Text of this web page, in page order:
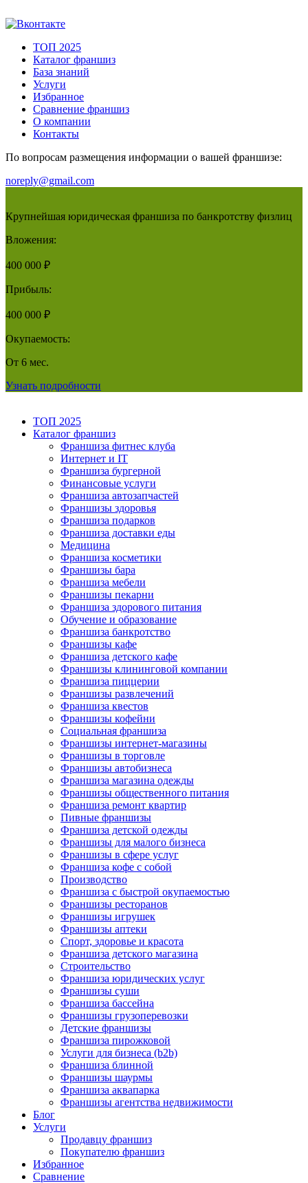
ТОП 2025
Каталог франшиз
База знаний
Услуги
Избранное
Сравнение франшиз
О компании
Контакты
По вопросам размещения информации о вашей франшизе:
noreply@gmail.com
Крупнейшая юридическая франшиза по банкротству физлиц
Вложения:
400 000 ₽
Прибыль:
400 000 ₽
Окупаемость:
От 6 мес.
Узнать подробности
ТОП 2025
Каталог франшиз
Франшиза фитнес клуба
Интернет и IT
Франшиза бургерной
Финансовые услуги
Франшиза автозапчастей
Франшизы здоровья
Франшиза подарков
Франшиза доставки еды
Медицина
Франшиза косметики
Франшизы бара
Франшиза мебели
Франшизы пекарни
Франшиза здорового питания
Обучение и образование
Франшиза банкротство
Франшизы кафе
Франшиза детского кафе
Франшизы клининговой компании
Франшиза пиццерии
Франшизы развлечений
Франшиза квестов
Франшизы кофейни
Социальная франшиза
Франшизы интернет-магазины
Франшизы в торговле
Франшизы автобизнеса
Франшиза магазина одежды
Франшизы общественного питания
Франшиза ремонт квартир
Пивные франшизы
Франшиза детской одежды
Франшизы для малого бизнеса
Франшизы в сфере услуг
Франшиза кофе с собой
Производство
Франшиза с быстрой окупаемостью
Франшизы ресторанов
Франшизы игрушек
Франшизы аптеки
Спорт, здоровье и красота
Франшиза детского магазина
Строительство
Франшиза юридических услуг
Франшизы суши
Франшиза бассейна
Франшизы грузоперевозки
Детские франшизы
Франшиза пирожковой
Услуги для бизнеса (b2b)
Франшиза блинной
Франшизы шаурмы
Франшиза аквапарка
Франшизы агентства недвижимости
Блог
Услуги
Продавцу франшиз
Покупателю франшиз
Избранное
Сравнение